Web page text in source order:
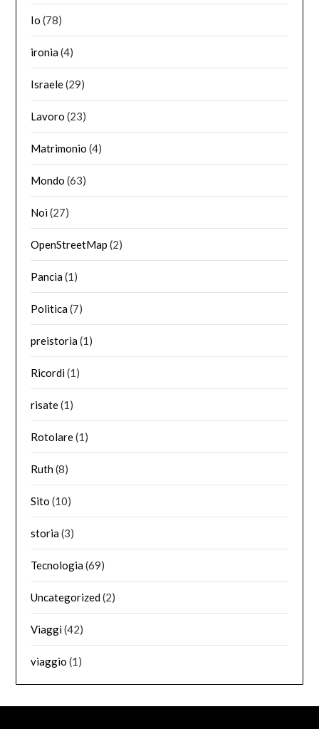
Io (78)
ironia(4)
Israele(29)
Lavoro (23)
Matrimonio (4)
Mondo (63)
Noi(27)
OpenStreetMap (2)
Pancia(1)
Politica(7)
preistoria(1)
Ricordi(1)
risate(1)
Rotolare(1)
Ruth(8)
Sito (10)
storia(3)
Tecnologia(69)
Uncategorized(2)
Viaggi(42)
viaggio (1)